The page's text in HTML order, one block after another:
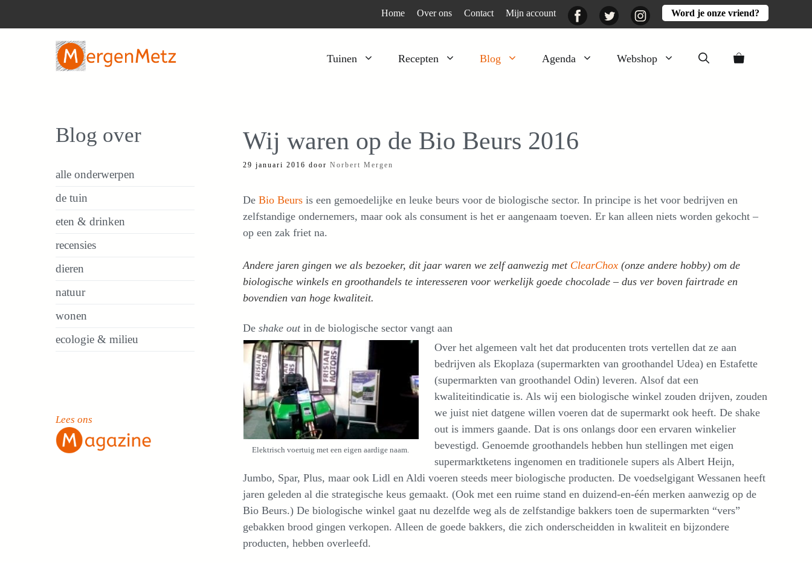
Home Over ons Contact Mijn account FacebookTwitter InstagramWord je onze vriend?
Tuinen Recepten Blog Agenda Webshop
Kruiden
Moestuin
Peulgroenten
Wortelgroenten Lekker
Wij waren op de Bio Beurs 2016
29 januari 2016 door Norbert Mergen
De Bio Beurs is een gemoedelijke en leuke beurs voor de biologische sector. In principe is het voor bedrijven en
zelfstandige ondernemers, maar ook als consument is het er aangenaam toeven. Er kan alleen niets worden gekocht –
op een zak friet na.
Andere jaren gingen we als bezoeker, dit jaar waren we zelf aanwezig met ClearChox (onze andere hobby) om de
biologische winkels en groothandels te interesseren voor werkelijk goede chocolade – dus ver boven fairtrade en
bovendien van hoge kwaliteit.
De shake outin de biologische sector vangt aan
Elektrisch voertuig met een eigen aardige naam.
Over het algemeen valt het dat producenten trots vertellen dat ze aan
bedrijven als Ekoplaza (supermarkten van groothandel Udea) en Estafette
(supermarkten van groothandel Odin) leveren. Alsof dat een
kwaliteitindicatie is. Als wij een biologische winkel zouden drijven, zouden
we juist niet datgene willen voeren dat de supermarkt ook heeft. De shake
out is immers gaande. Dat is ons onlangs door een ervaren winkelier
bevestigd. Genoemde groothandels hebben hun stellingen met eigen
supermarktketens ingenomen en traditionele supers als Albert Heijn,
Jumbo, Spar, Plus, maar ook Lidl en Aldi voeren steeds meer biologische producten. De voedselgigant Wessanen heeft
jaren geleden al die strategische keus gemaakt. (Ook met een ruime stand en duizend-en-één merken aanwezig op de
Bio Beurs.) De biologische winkel gaat nu dezelfde weg als de zelfstandige bakkers toen de supermarkten “vers”
gebakken brood gingen verkopen. Alleen de goede bakkers, die zich onderscheidden in kwaliteit en bijzondere
producten, hebben overleefd.
Blog over
alle onderwerpen
de tuin
eten & drinken
recensies
dieren
natuur
wonen
ecologie & milieu
Lees ons